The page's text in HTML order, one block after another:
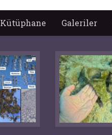
Kütüphane Galeriler